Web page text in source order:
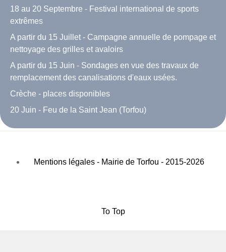
18 au 20 Septembre - Festival international de sports
extrêmes
A partir du 15 Juillet - Campagne annuelle de pompage et
nettoyage des grilles et avaloirs
A partir du 15 Juin - Sondages en vue des travaux de
remplacement des canalisations d'eaux usées.
Crèche - places disponibles
20 Juin - Feu de la Saint Jean (Torfou)
Mentions légales - Mairie de Torfou - 2015-2026
To Top